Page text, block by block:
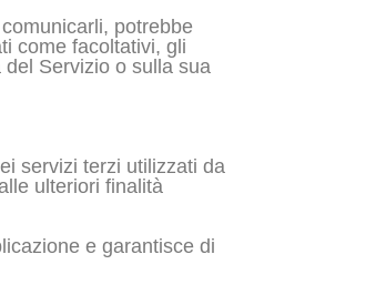
potrebbe
come facoltativi, gli
Servizio o sulla sua
servizi terzi utilizzati da
ulteriori finalità
e garantisce di